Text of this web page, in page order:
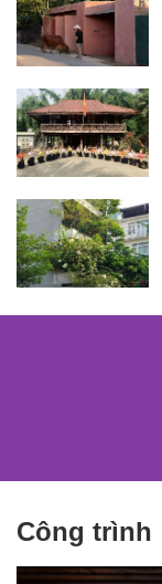
Công trình